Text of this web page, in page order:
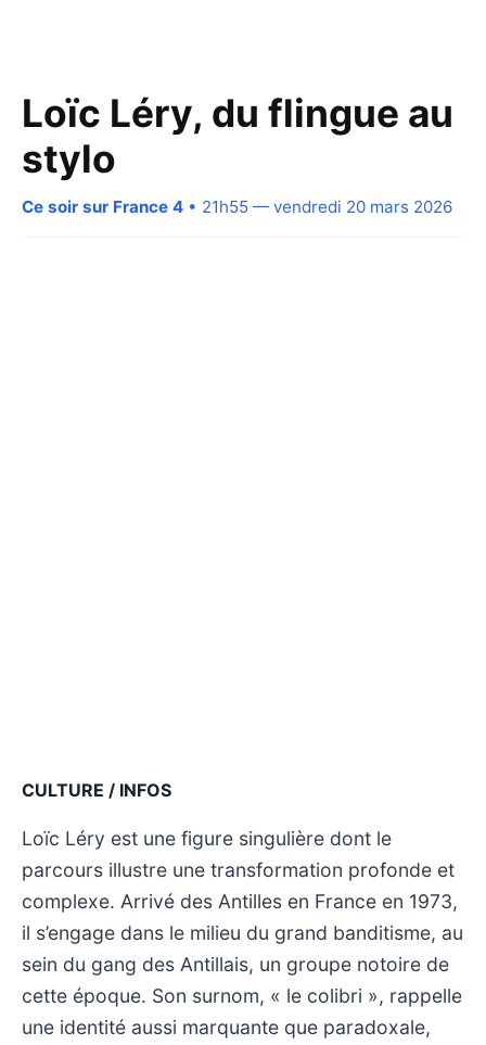
Loïc Léry, du flingue au
stylo
Ce soir sur France 4 • 21h55 — vendredi 20 mars 2026
CULTURE / INFOS
Loïc Léry est une figure singulière dont le
parcours illustre une transformation profonde et
complexe. Arrivé des Antilles en France en 1973,
il s’engage dans le milieu du grand banditisme, au
sein du gang des Antillais, un groupe notoire de
cette époque. Son surnom, « le colibri », rappelle
une identité aussi marquante que paradoxale,